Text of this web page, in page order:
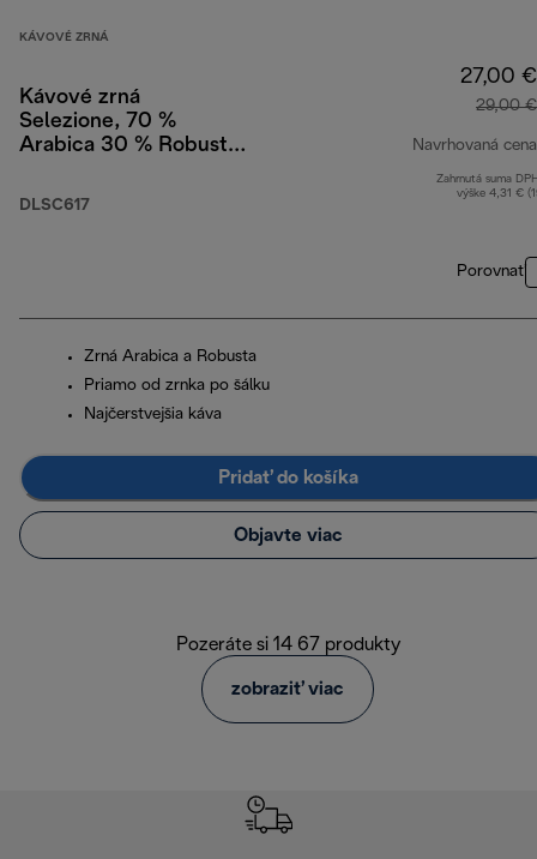
KÁVOVÉ ZRNÁ
Kávové zrná
Selezione, 70 %
Arabica 30 % Robusta,
DLSC617
27,00 €
29,00 €
Navrhovaná cena
Zahrnutá suma
výške 4,31 €
Porovnať
Zrná Arabica a Robusta
Priamo od zrnka po šálku
Najčerstvejšia káva
Pridať do košíka
Objavte viac
Pozeráte si 14 67 produkty
zobraziť viac